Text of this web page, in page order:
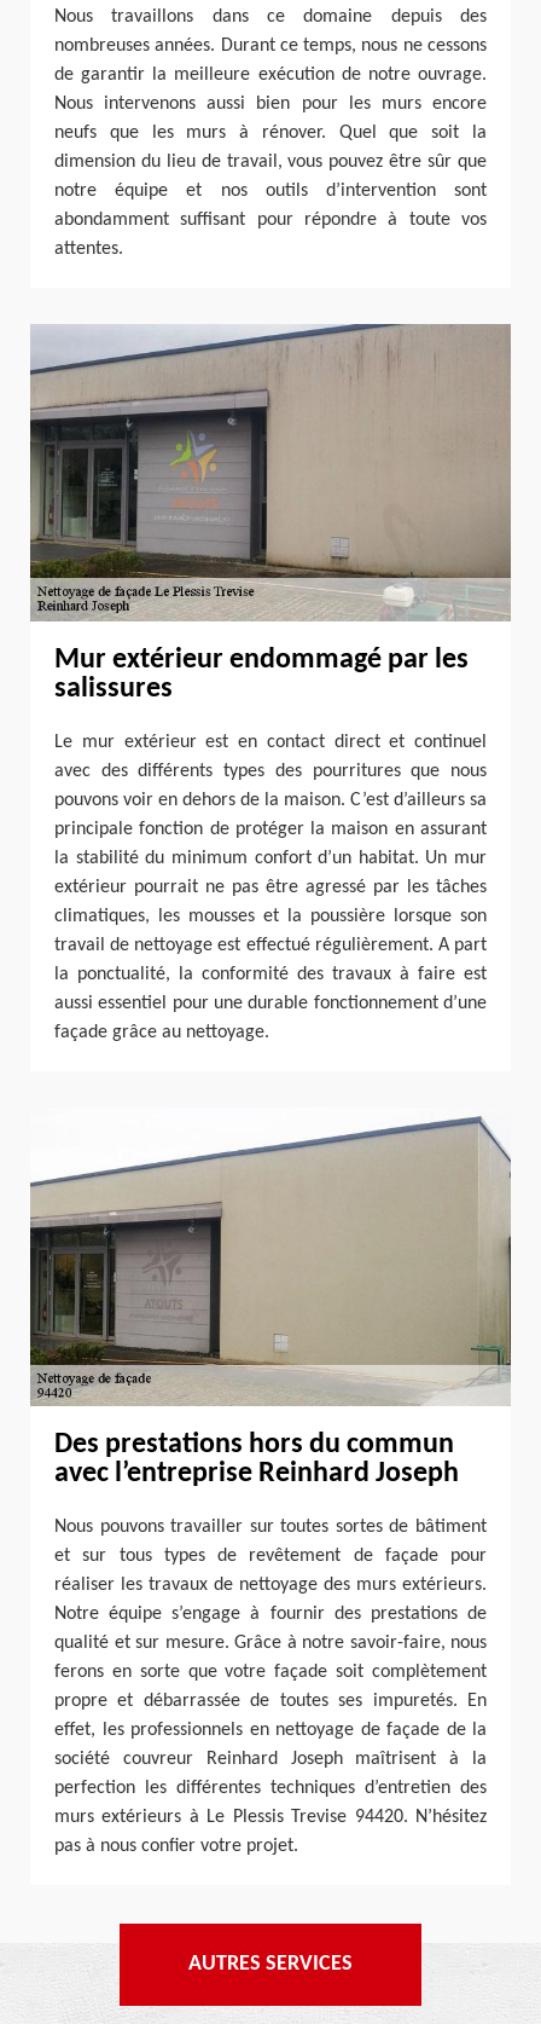
Nous travaillons dans ce domaine depuis des
nombreuses années. Durant ce temps, nous ne cessons
de garantir la meilleure exécution de notre ouvrage.
Nous intervenons aussi bien pour les murs encore
neufs que les murs à rénover. Quel que soit la
dimension du lieu de travail, vous pouvez être sûr que
notre équipe et nos outils d’intervention sont
abondamment suffisant pour répondre à toute vos
attentes.
Mur extérieur endommagé par les
salissures
Le mur extérieur est en contact direct et continuel
avec des différents types des pourritures que nous
pouvons voir en dehors de la maison. C’est d’ailleurs sa
principale fonction de protéger la maison en assurant
la stabilité du minimum confort d’un habitat. Un mur
extérieur pourrait ne pas être agressé par les tâches
climatiques, les mousses et la poussière lorsque son
travail de nettoyage est effectué régulièrement. A part
la ponctualité, la conformité des travaux à faire est
aussi essentiel pour une durable fonctionnement d’une
façade grâce au nettoyage.
Des prestations hors du commun
avec l’entreprise Reinhard Joseph
Nous pouvons travailler sur toutes sortes de bâtiment
et sur tous types de revêtement de façade pour
réaliser les travaux de nettoyage des murs extérieurs.
Notre équipe s’engage à fournir des prestations de
qualité et sur mesure. Grâce à notre savoir-faire, nous
ferons en sorte que votre façade soit complètement
propre et débarrassée de toutes ses impuretés. En
effet, les professionnels en nettoyage de façade de la
société couvreur Reinhard Joseph maîtrisent à la
perfection les différentes techniques d’entretien des
murs extérieurs à Le Plessis Trevise 94420. N’hésitez
pas à nous confier votre projet.
AUTRES SERVICES